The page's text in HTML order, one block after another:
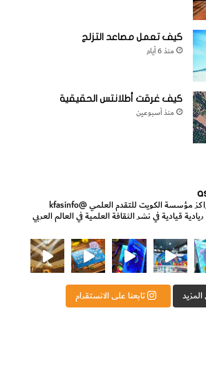
كيف تعمل مصاعد التزلج
منذ 6 أيام
كيف غرقت أطلانتس الحقيقية
منذ أسبوعين
مؤسسة الكويت للتقدم العلمي@kfasinfo
قيادية في نشر الثقافة العلمية في العالم العربي
الكتب نتعلّم
ما كنّا بعيد! مجهزين لكم كل جديد!⁩
تابعنا على الانستقرام